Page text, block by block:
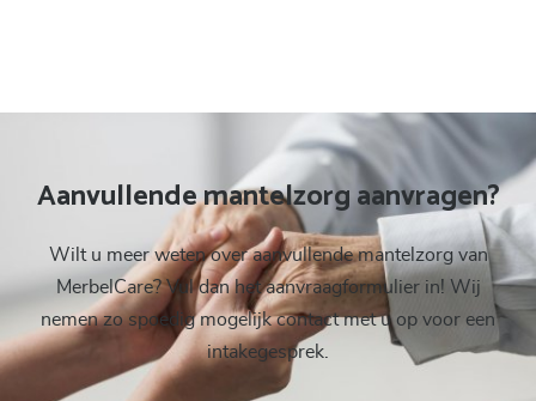
Aanvullende mantelzorg aanvragen?
Wilt u meer weten over aanvullende mantelzorg van
MerbelCare? Vul dan het aanvraagformulier in! Wij
nemen zo spoedig mogelijk contact met u op voor een
intakegesprek.